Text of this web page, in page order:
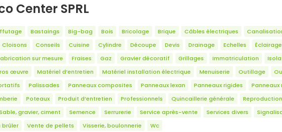
Center SPRL
Bastaings Big-bag Bois Bricolage Brique Câbles électriques
Cloisons Conseils Cuisine Cylindre Découpe Devis Drainage Echelles Éclairage
sur mesure Fraises Gaz Gravier décoratif Grillages Immatriculation
œuvre
Matériel d’entretien Matériel installation électrique Menuiserie Outillage
Palissades Panneaux composites Panneaux lexan Panneaux rigides Panneaux
Poteaux Produit d’entretien Professionnels Quincaillerie générale
gravier, ciment Semence Serrurerie Service après-vente Services divers
brûler
Vente de pellets Visserie, boulonnerie Wc